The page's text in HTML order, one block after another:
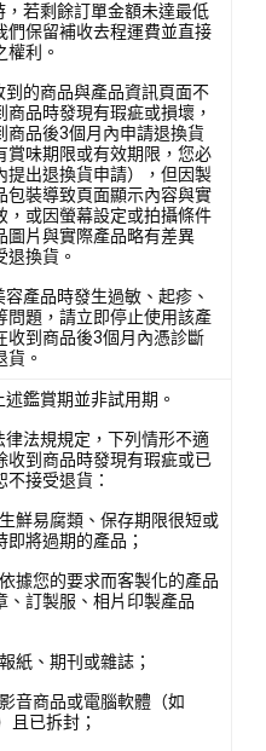
，若剩餘訂單金額未達最低
們保留補收去程運費並直接
權利。
到的商品與產品資訊頁面不
商品時發現有瑕疵或損壞，
商品後3個月內申請退換貨
賞味期限或有效期限，您必
提出退換貨申請），但因製
包裝導致頁面顯示內容與實
，或因螢幕設定或拍攝條件
圖片與實際產品略有差異
退換貨。
產品時發生過敏、起疹、
問題，請立即停止使用該產
收到商品後3個月內憑診斷
貨。
鑑賞期並非試用期。
律法規規定，下列情形不適
收到商品時發現有瑕疵或已
接受退貨：
鮮易腐類、保存期限很短或
即將過期的產品；
據您的要求而客製化的產品
、訂製服、相片印製產品
紙、期刊或雜誌；
音商品或電腦軟體（如
且已拆封；